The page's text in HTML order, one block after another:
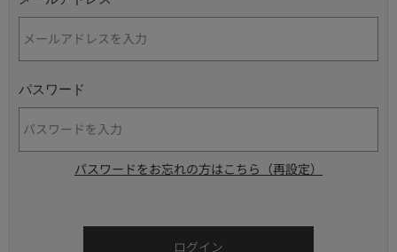
パスワード
パスワードをお忘れの方はこちら（再設定）